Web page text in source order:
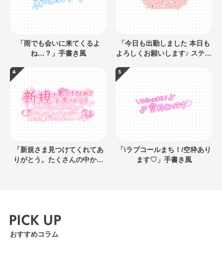
「雨でも会いに来てくるよ
ね…？」手書き風
「今日も出勤しました 本日も
よろしくお願いします♪ ステキ
にしてます」キラキラネオン
「新規さま見つけてくれてあ
りがとう。たくさんの中から
「\ラブコールまち！/空枠あり
ます♡」手書き風
おすすめコラム